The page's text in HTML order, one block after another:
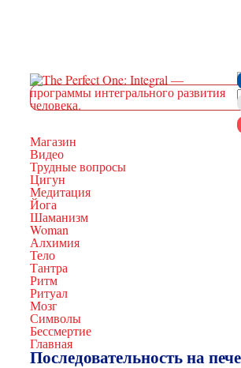
Магазин
Видео
Трудные вопросы
Цигун
Медитация
Йога
Шаманизм
Woman
Алхимия
Тело
Тантра
Ритм
Ритуал
Мозг
Символы
Бессмертие
Главная
Последовательность на